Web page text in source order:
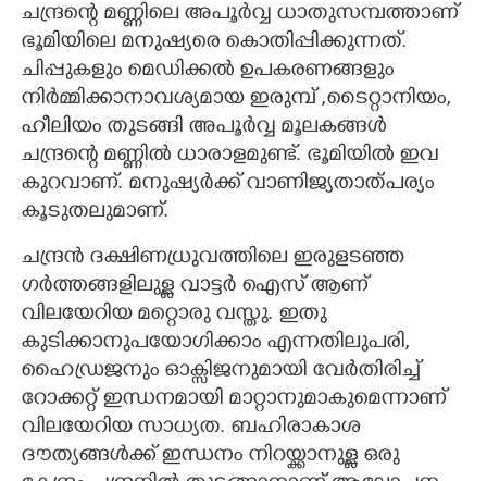
ചന്ദ്രന്റെ മണ്ണിലെ അപൂർവ്വ ധാതുസമ്പത്താണ്
ഭൂമിയിലെ മനുഷ്യരെ കൊതിപ്പിക്കുന്നത്.
ചിപ്പുകളും മെഡിക്കൽ ഉപകരണങ്ങളും
നിർമ്മിക്കാനാവശ്യമായ ഇരുമ്പ് ,ടൈറ്റാനിയം,
ഹീലിയം തുടങ്ങി അപൂർവ്വ മൂലകങ്ങൾ
ചന്ദ്രന്റെ മണ്ണിൽ ധാരാളമുണ്ട്. ഭൂമിയിൽ ഇവ
കുറവാണ്. മനുഷ്യർക്ക് വാണിജ്യതാത്പര്യം
കൂടുതലുമാണ്.
ചന്ദ്രൻ ദക്ഷിണധ്രുവത്തിലെ ഇരുളടഞ്ഞ
ഗർത്തങ്ങളിലുള്ള വാട്ടർ ഐസ് ആണ്
വിലയേറിയ മറ്റൊരു വസ്തു. ഇതു
കുടിക്കാനുപയോഗിക്കാം എന്നതിലുപരി,
ഹൈഡ്രജനും ഓക്സിജനുമായി വേർതിരിച്ച്
റോക്കറ്റ് ഇന്ധനമായി മാറ്റാനുമാകുമെന്നാണ്
വിലയേറിയ സാധ്യത. ബഹിരാകാശ
ദൗത്യങ്ങൾക്ക് ഇന്ധനം നിറയ്ക്കാനുള്ള ഒരു